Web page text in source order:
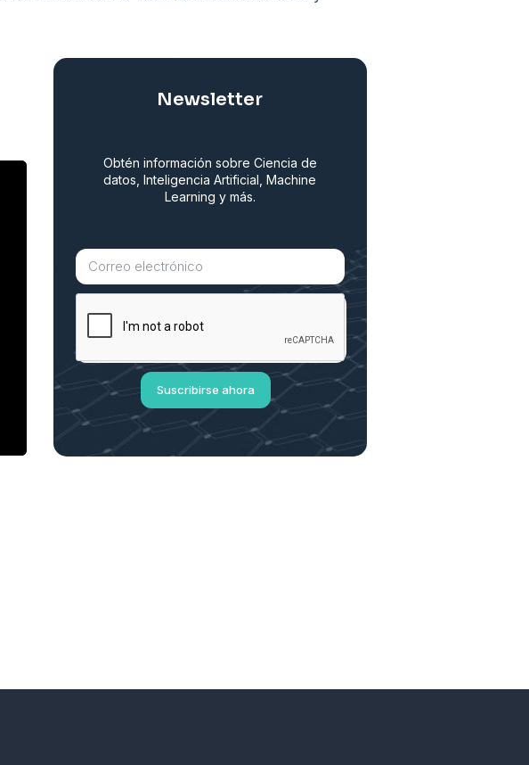
Newsletter
Obtén información sobre Ciencia de
datos, Inteligencia Artificial, Machine
Learning y más.
Suscribirse ahora